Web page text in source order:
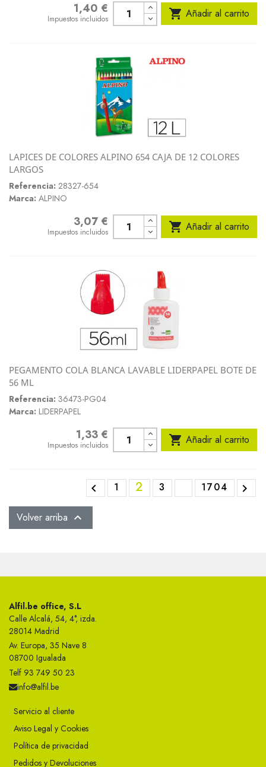
1,40 €
Impuestos incluidos  Añadir al carrito
LAPICES DE COLORES ALPINO 654 CAJA DE 12 COLORES
LARGOS
Referencia: 28327-654
Marca: ALPINO
3,07 €
Impuestos incluidos  Añadir al carrito
PEGAMENTO COLA BLANCA LAVABLE LIDERPAPEL BOTE DE
56 ML
Referencia: 36473-PG04
Marca: LIDERPAPEL
1,33 €
Impuestos incluidos  Añadir al carrito
 1 2 3 1704 
Volver arriba 
Alfil.be office, S.L
Calle Alcalá, 54, 4°, izda.
28014 Madrid
Av. Europa, 35 Nave 8
08700 Igualada
Telf 93 749 50 23
info@alfil.be
Servicio al cliente
Aviso Legal y Cookies
Política de privacidad
Pedidos y Devoluciones